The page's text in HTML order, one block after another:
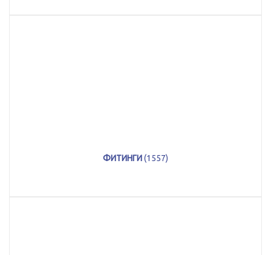
ФИТИНГИ(1557)